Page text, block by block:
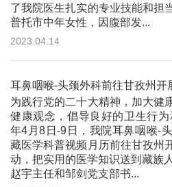
了我院医生扎实的专业技能和担
普托市中年女性，因腹部发...
2023.04.14
为践行党的二十大精神，加大健
健康观念，倡导良好的卫生行
年4月8日-9日，我院耳鼻咽喉-
藏医学科普视频月历前往甘孜州
动，把实用的医学知识送到藏族
赵宇主任和邹剑党支部书...